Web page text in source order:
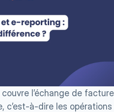
l’échange de
c’est-à-dire les